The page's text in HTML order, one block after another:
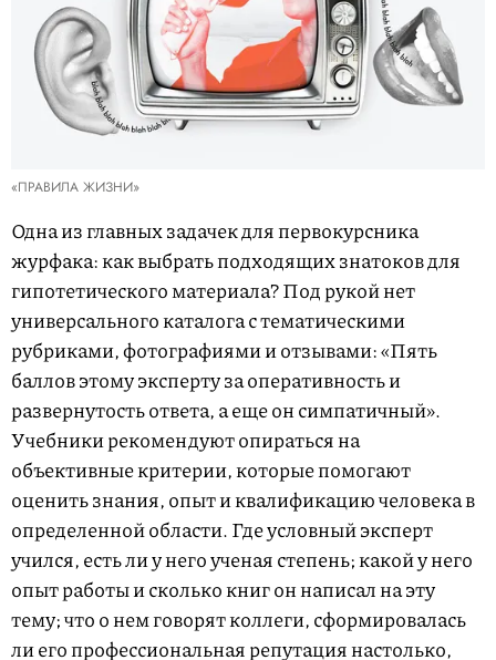
«ПРАВИЛА ЖИЗНИ»
Одна из главных задачек для первокурсника
журфака: как выбрать подходящих знатоков для
гипотетического материала? Под рукой нет
универсального каталога с тематическими
рубриками, фотографиями и отзывами: «Пять
баллов этому эксперту за оперативность и
развернутость ответа, а еще он симпатичный».
Учебники рекомендуют опираться на
объективные критерии, которые помогают
оценить знания, опыт и квалификацию человека в
определенной области. Где условный эксперт
учился, есть ли у него ученая степень; какой у него
опыт работы и сколько книг он написал на эту
тему; что о нем говорят коллеги, сформировалась
ли его профессиональная репутация настолько,